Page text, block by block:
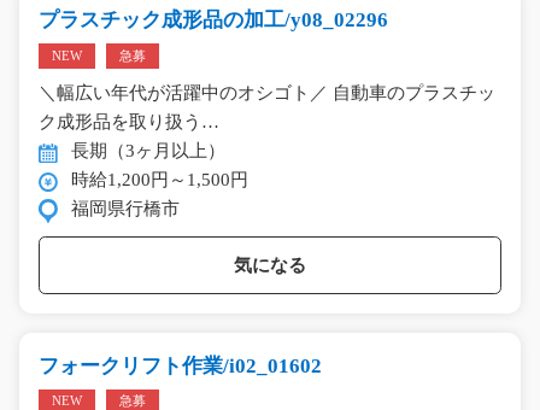
プラスチック成形品の加工/y08_02296
NEW 急募
＼幅広い年代が活躍中のオシゴト／ 自動車のプラスチッ
ク成形品を取り扱う…
長期（3ヶ月以上）
時給1,200円～1,500円
福岡県行橋市
気になる
フォークリフト作業/i02_01602
NEW 急募